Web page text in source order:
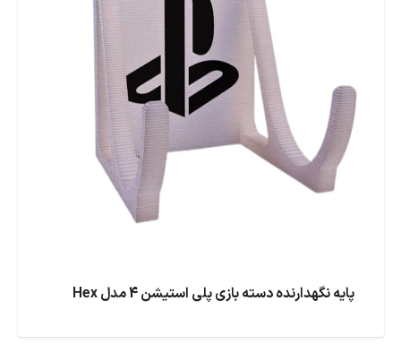
پایه نگهدارنده دسته بازی پلی استیشن 4 مدل Hex